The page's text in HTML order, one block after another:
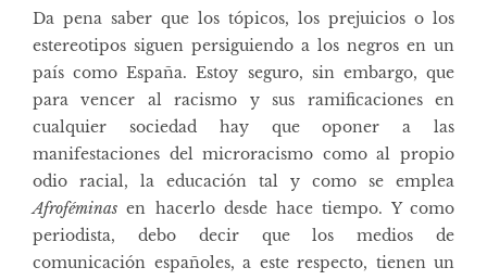
Da pena saber que los tópicos, los prejuicios o los
estereotipos siguen persiguiendo a los negros en un
país como España. Estoy seguro, sin embargo, que
para vencer al racismo y sus ramificaciones en
cualquier sociedad hay que oponer a las
manifestaciones del microracismo como al propio
odio racial, la educación tal y como se emplea
Afroféminas en hacerlo desde hace tiempo. Y como
periodista, debo decir que los medios de
comunicación españoles, a este respecto, tienen un